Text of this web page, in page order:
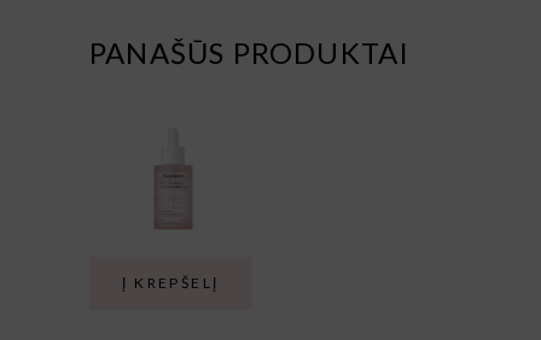
PANAŠŪS PRODUKTAI
Į KREPŠELĮ